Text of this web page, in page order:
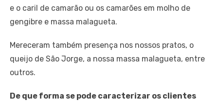
e o caril de camarão ou os camarões em molho de
gengibre e massa malagueta.
Mereceram também presença nos nossos pratos, o
queijo de São Jorge, a nossa massa malagueta, entre
outros.
De que forma se pode caracterizar os clientes